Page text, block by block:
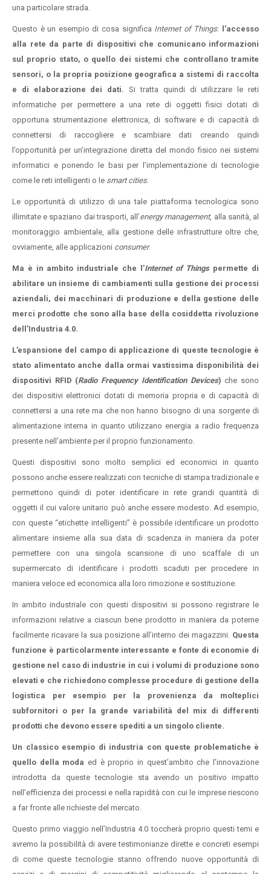
una particolare strada.
Questo è un esempio di cosa significa Internet of Things: l’accesso
alla rete da parte di dispositivi che comunicano informazioni
sul proprio stato, o quello dei sistemi che controllano tramite
sensori, o la propria posizione geografica a sistemi di raccolta
e di elaborazione dei dati. Si tratta quindi di utilizzare le reti
informatiche per permettere a una rete di oggetti fisici dotati di
opportuna strumentazione elettronica, di software e di capacità di
connettersi di raccogliere e scambiare dati creando quindi
l’opportunità per un’integrazione diretta del mondo fisico nei sistemi
informatici e ponendo le basi per l’implementazione di tecnologie
come le reti intelligenti o le smart cities.
Le opportunità di utilizzo di una tale piattaforma tecnologica sono
illimitate e spaziano dai trasporti, all’energy management, alla sanità, al
monitoraggio ambientale, alla gestione delle infrastrutture oltre che,
ovviamente, alle applicazioni consumer.
Ma è in ambito industriale che l’Internet of Thingspermette di
abilitare un insieme di cambiamenti sulla gestione dei processi
aziendali, dei macchinari di produzione e della gestione delle
merci prodotte che sono alla base della cosiddetta rivoluzione
dell’Industria 4.0.
L’espansione del campo di applicazione di queste tecnologie è
stato alimentato anche dalla ormai vastissima disponibilità dei
dispositivi RFID (Radio Frequency Identification Devices)che sono
dei dispositivi elettronici dotati di memoria propria e di capacità di
connettersi a una rete ma che non hanno bisogno di una sorgente di
alimentazione interna in quanto utilizzano energia a radio frequenza
presente nell’ambiente per il proprio funzionamento.
Questi dispositivi sono molto semplici ed economici in quanto
possono anche essere realizzati con tecniche di stampa tradizionale e
permettono quindi di poter identificare in rete grandi quantità di
oggetti il cui valore unitario può anche essere modesto. Ad esempio,
con queste “etichette intelligenti” è possibile identificare un prodotto
alimentare insieme alla sua data di scadenza in maniera da poter
permettere con una singola scansione di uno scaffale di un
supermercato di identificare i prodotti scaduti per procedere in
maniera veloce ed economica alla loro rimozione e sostituzione.
In ambito industriale con questi dispositivi si possono registrare le
informazioni relative a ciascun bene prodotto in maniera da poterne
facilmente ricavare la sua posizione all’interno dei magazzini. Questa
funzione è particolarmente interessante e fonte di economie di
gestione nel caso di industrie in cui i volumi di produzione sono
elevati e che richiedono complesse procedure di gestione della
logistica per esempio per la provenienza da molteplici
subfornitori o per la grande variabilità del mix di differenti
prodotti che devono essere spediti a un singolo cliente.
Un classico esempio di industria con queste problematiche è
quello della moda ed è proprio in quest’ambito che l’innovazione
introdotta da queste tecnologie sta avendo un positivo impatto
nell’efficienza dei processi e nella rapidità con cui le imprese riescono
a far fronte alle richieste del mercato.
Questo primo viaggio nell’Industria 4.0 toccherà proprio questi temi e
avremo la possibilità di avere testimonianze dirette e concreti esempi
di come queste tecnologie stanno offrendo nuove opportunità di